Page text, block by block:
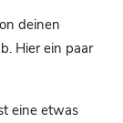
deinen
Hier ein paar
eine etwas